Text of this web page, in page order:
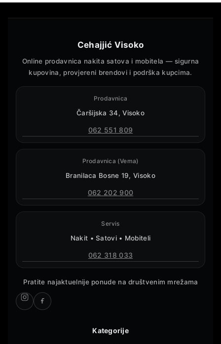
Cehajjić Visoko
Online prodavnica nakita satova i mobitela — sigurna
kupovina, provjereni brendovi i podrška kupcima.
Prodavnica
Čaršijska 34, Visoko
062 551 809
Prodavnica (Vema)
Branilaca Bosne 19, Visoko
062 202 900
Servis
Nakit • Satovi • Mobiteli
062 318 033
Pratite najaktuelnije ponude na društvenim mrežama
Kategorije